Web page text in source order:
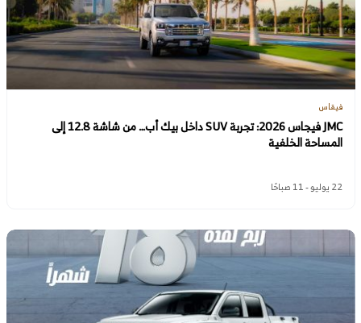
فيقاس
JMC فيجاس 2026: تجربة SUV داخل بيك أب… من شاشة 12.8 إلى
المساحة الخلفية
22 يوليو - 11 صباحًا